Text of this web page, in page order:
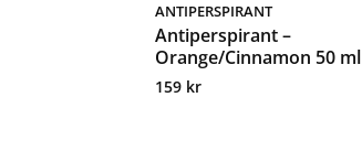
ANTIPERSPIRANT
Antiperspirant –
Orange/Cinnamon 50 ml
159 kr